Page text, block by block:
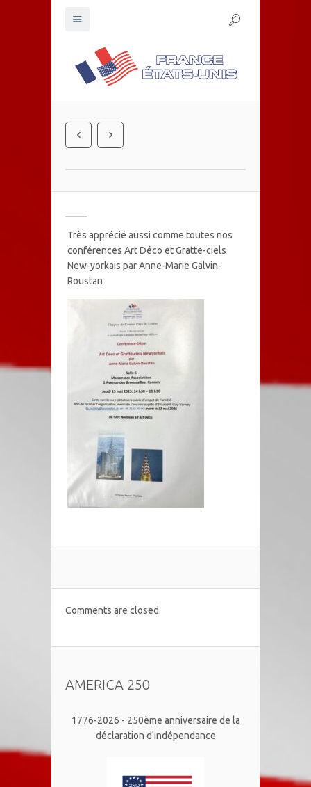
Très apprécié aussi comme toutes nos
conférences Art Déco et Gratte-ciels
New-yorkais par Anne-Marie Galvin-
Roustan
Comments are closed.
AMERICA 250
1776-2026 - 250ème anniversaire de la
déclaration d'indépendance